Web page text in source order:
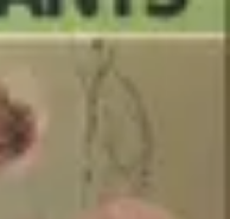
PratiquesChoisir un